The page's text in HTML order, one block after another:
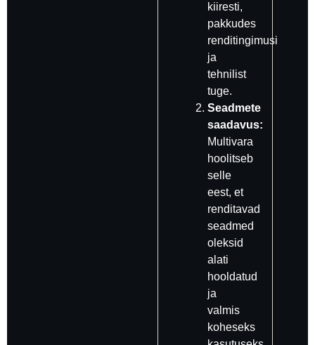
kiiresti,
pakkudes
renditingimusi
ja
tehnilist
tuge.
Seadmete
saadavus:
Multivara
hoolitseb
selle
eest, et
renditavad
seadmed
oleksid
alati
hooldatud
ja
valmis
koheseks